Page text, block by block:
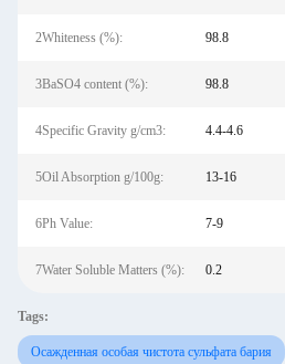
2Whiteness (%): 98.8
3BaSO4 content (%): 98.8
4Specific Gravity g/cm3: 4.4-4.6
5Oil Absorption g/100g: 13-16
6Ph Value: 7-9
7Water Soluble Matters (%): 0.2
Tags:
Осажденная особая чистота сульфата бария